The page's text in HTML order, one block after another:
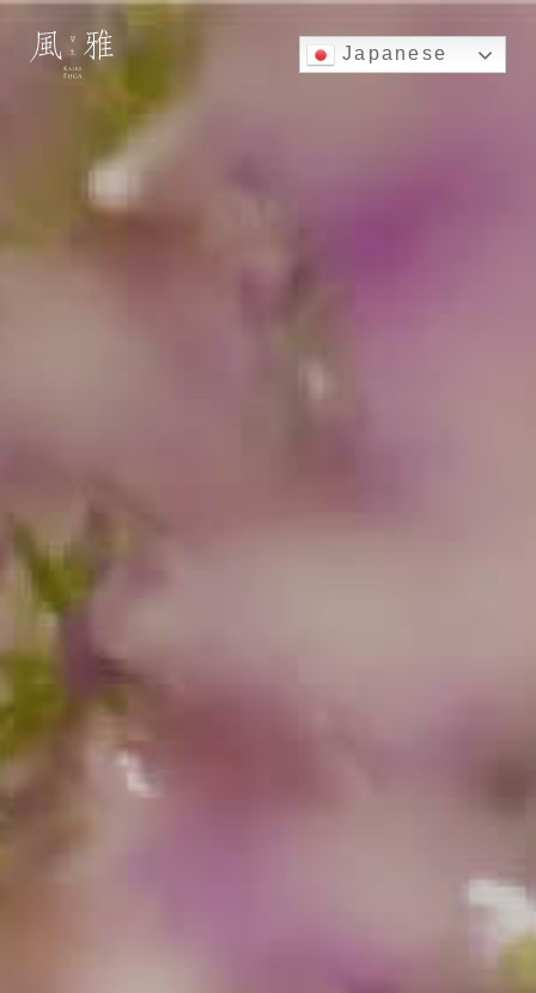
Japanese